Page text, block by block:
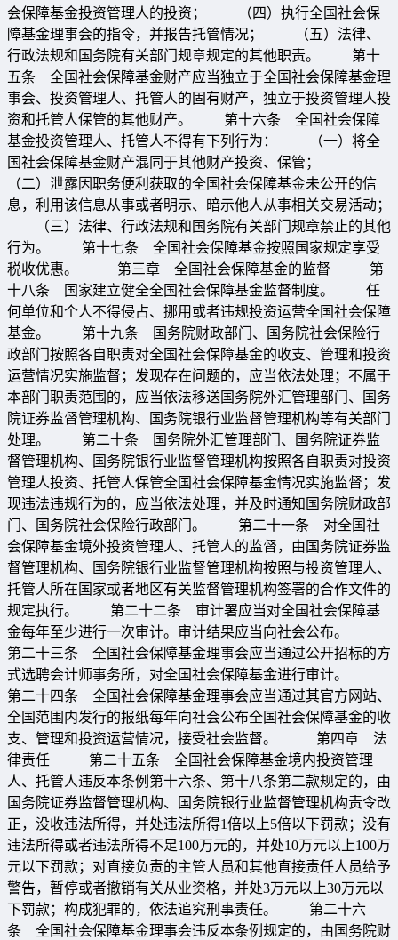
会保障基金投资管理人的投资； （四）执行全国社会保
障基金理事会的指令，并报告托管情况； （五）法律、
行政法规和国务院有关部门规章规定的其他职责。 第十
五条 全国社会保障基金财产应当独立于全国社会保障基金理
事会、投资管理人、托管人的固有财产，独立于投资管理人投
资和托管人保管的其他财产。 第十六条 全国社会保障
基金投资管理人、托管人不得有下列行为： （一）将全
国社会保障基金财产混同于其他财产投资、保管；
（二）泄露因职务便利获取的全国社会保障基金未公开的信
息，利用该信息从事或者明示、暗示他人从事相关交易活动；
（三）法律、行政法规和国务院有关部门规章禁止的其他
行为。 第十七条 全国社会保障基金按照国家规定享受
税收优惠。 第三章 全国社会保障基金的监督 第
十八条 国家建立健全全国社会保障基金监督制度。 任
何单位和个人不得侵占、挪用或者违规投资运营全国社会保障
基金。 第十九条 国务院财政部门、国务院社会保险行
政部门按照各自职责对全国社会保障基金的收支、管理和投资
运营情况实施监督；发现存在问题的，应当依法处理；不属于
本部门职责范围的，应当依法移送国务院外汇管理部门、国务
院证券监督管理机构、国务院银行业监督管理机构等有关部门
处理。 第二十条 国务院外汇管理部门、国务院证券监
督管理机构、国务院银行业监督管理机构按照各自职责对投资
管理人投资、托管人保管全国社会保障基金情况实施监督；发
现违法违规行为的，应当依法处理，并及时通知国务院财政部
门、国务院社会保险行政部门。 第二十一条 对全国社
会保障基金境外投资管理人、托管人的监督，由国务院证券监
督管理机构、国务院银行业监督管理机构按照与投资管理人、
托管人所在国家或者地区有关监督管理机构签署的合作文件的
规定执行。 第二十二条 审计署应当对全国社会保障基
金每年至少进行一次审计。审计结果应当向社会公布。
第二十三条 全国社会保障基金理事会应当通过公开招标的方
式选聘会计师事务所，对全国社会保障基金进行审计。
第二十四条 全国社会保障基金理事会应当通过其官方网站、
全国范围内发行的报纸每年向社会公布全国社会保障基金的收
支、管理和投资运营情况，接受社会监督。 第四章 法
律责任 第二十五条 全国社会保障基金境内投资管理
人、托管人违反本条例第十六条、第十八条第二款规定的，由
国务院证券监督管理机构、国务院银行业监督管理机构责令改
正，没收违法所得，并处违法所得1倍以上5倍以下罚款；没有
违法所得或者违法所得不足100万元的，并处10万元以上100万
元以下罚款；对直接负责的主管人员和其他直接责任人员给予
警告，暂停或者撤销有关从业资格，并处3万元以上30万元以
下罚款；构成犯罪的，依法追究刑事责任。 第二十六
条 全国社会保障基金理事会违反本条例规定的，由国务院财